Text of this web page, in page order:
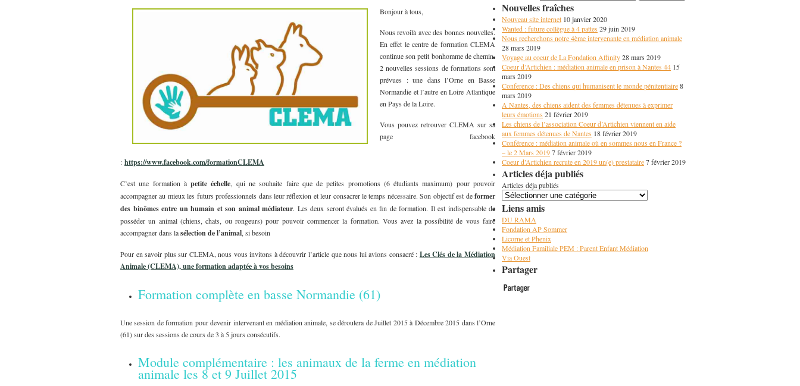
Bonjour à tous,
Nous revoilà avec des bonnes nouvelles.
En effet le centre de formation CLEMA
continue son petit bonhomme de chemin.
2 nouvelles sessions de formations sont
prévues : une dans l’Orne en Basse
Normandie et l’autre en Loire Atlantique
en Pays de la Loire.
Vous pouvez retrouver CLEMA sur sa
page facebook
: https://www.facebook.com/formationCLEMA
C’est une formation àpetite échelle, qui ne souhaite faire que de petites promotions (6 étudiants maximum) pour pouvoir
accompagner au mieux les futurs professionnels dans leur réflexion et leur consacrer le temps nécessaire. Son objectif est deformer
des binômes entre un humain et son animal médiateur. Les deux seront évalués en fin de formation. Il est indispensable de
posséder un animal (chiens, chats, ou rongeurs) pour pouvoir commencer la formation. Vous avez la possibilité de vous faire
accompagner dans lasélection de l’animal, si besoin
Pour en savoir plus sur CLEMA, nous vous invitons à découvrir l’article que nous lui avions consacré : Les Clés de la Médiation
Animale (CLEMA), une formation adaptée à vos besoins
Formation complète en basse Normandie (61)
Une session de formation pour devenir intervenant en médiation animale, se déroulera de Juillet 2015 à Décembre 2015 dans l’Orne
(61) sur des sessions de cours de 3 à 5 jours consécutifs.
Module complémentaire : les animaux de la ferme en médiation
animale les 8 et 9 Juillet 2015
Nouvelles fraîches
Nouveau site internet 10 janvier 2020
Wanted : future collègue à 4 pattes 29 juin 2019
Nous recherchons notre 4ème intervenante en médiation animale
28 mars 2019
Voyage au coeur de La Fondation Affinity28 mars 2019
Coeur d’Artichien : médiation animale en prison à Nantes 44 15
mars 2019
Conference : Des chiens qui humanisent le monde pénitentiaire8
mars 2019
A Nantes, des chiens aident des femmes détenues à exprimer
leurs émotions 21 février 2019
Les chiens de l’association Coeur d’Artichien viennent en aide
aux femmes détenues de Nantes 18 février 2019
Conférence : médiation animale où en sommes nous en France ?
– le 2 Mars 20197 février 2019
Coeur d’Artichien recrute en 2019 un(e) prestataire7 février 2019
Articles déja publiés
Articles déja publiés
Liens amis
DU RAMA
Fondation AP Sommer
Licorne et Phenix
Médiation Familiale PEM : Parent Enfant Médiation
Via Ouest
Partager